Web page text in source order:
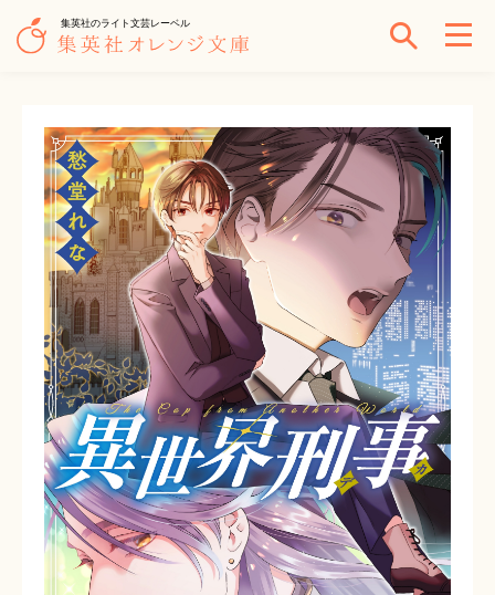
集英社のライト文芸レーベル